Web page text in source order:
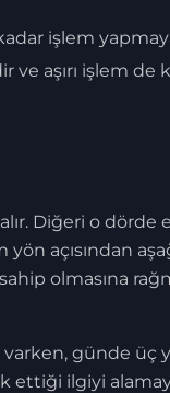
işlem
ve aşırı işlem
Diğeri o
açısından
olmasına
günde üç
ilgiyi